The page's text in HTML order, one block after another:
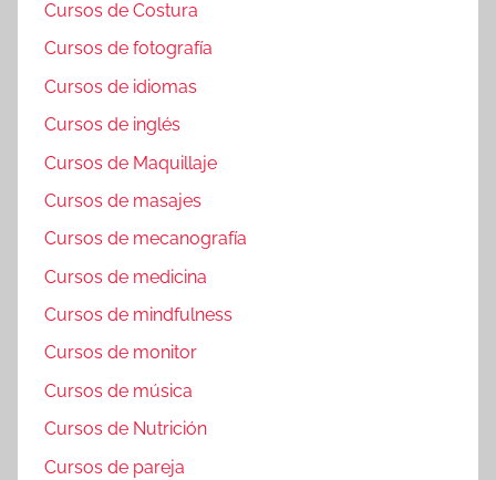
Cursos de Costura
Cursos de fotografía
Cursos de idiomas
Cursos de inglés
Cursos de Maquillaje
Cursos de masajes
Cursos de mecanografía
Cursos de medicina
Cursos de mindfulness
Cursos de monitor
Cursos de música
Cursos de Nutrición
Cursos de pareja